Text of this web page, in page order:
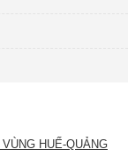
HUẾ-QUẢNG